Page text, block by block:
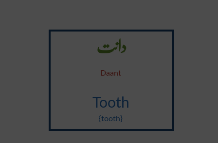
دانت
Daant
Tooth
{tooth}